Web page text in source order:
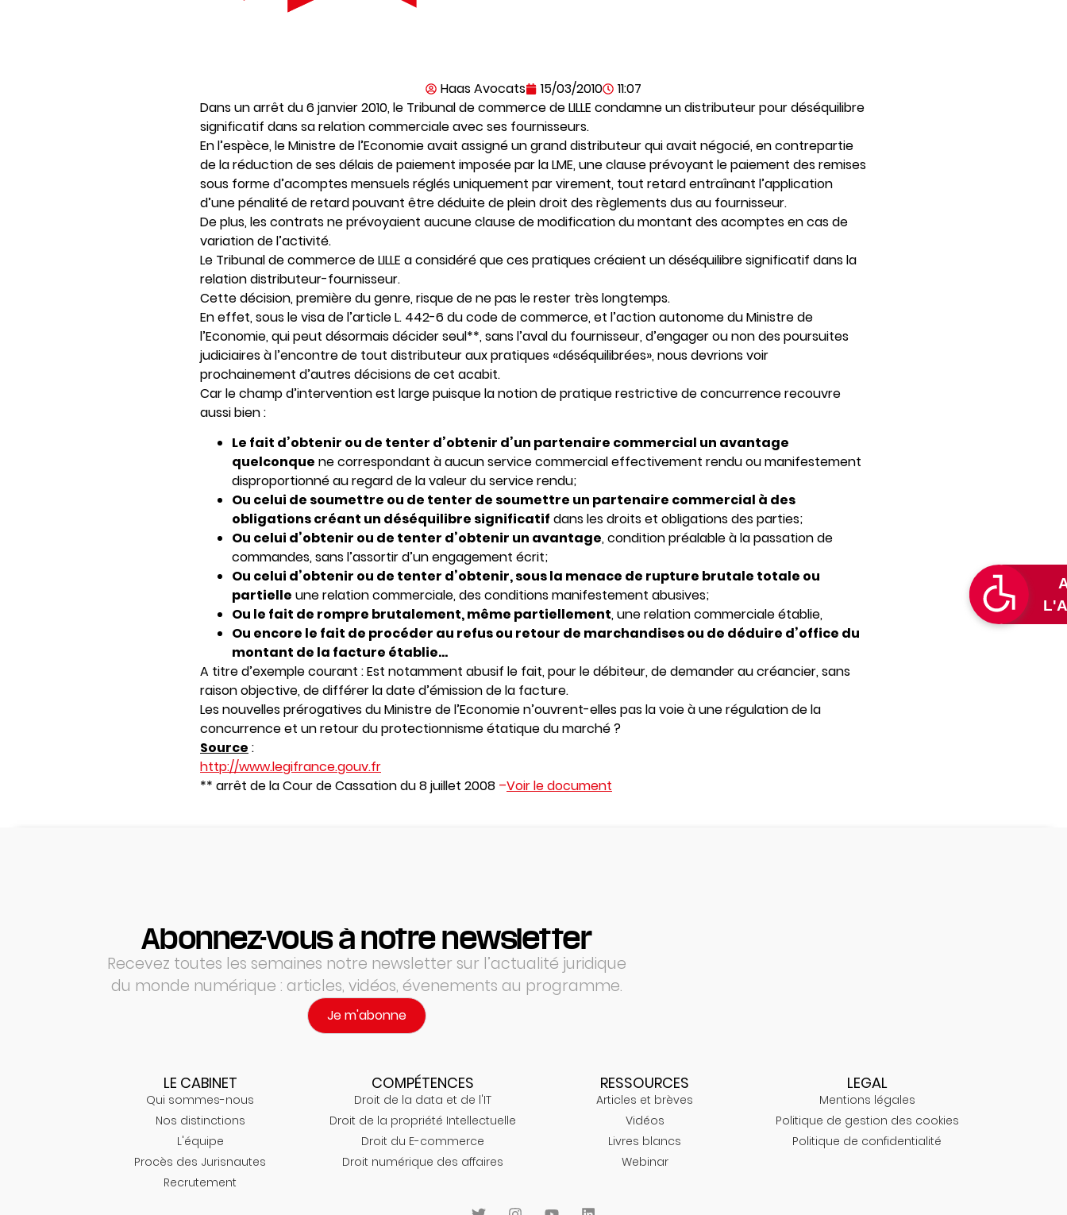
Haas Avocats 15/03/2010
11:07
Dans un arrêt du 6 janvier 2010, le Tribunal de commerce de LILLE condamne un distributeur pour déséquilibre
significatif dans sa relation commerciale avec ses fournisseurs.
En l’espèce, le Ministre de l’Economie avait assigné un grand distributeur qui avait négocié, en contrepartie
de la réduction de ses délais de paiement imposée par la LME, une clause prévoyant le paiement des remises
sous forme d’acomptes mensuels réglés uniquement par virement, tout retard entraînant l’application
d’une pénalité de retard pouvant être déduite de plein droit des règlements dus au fournisseur.
De plus, les contrats ne prévoyaient aucune clause de modification du montant des acomptes en cas de
variation de l’activité.
Le Tribunal de commerce de LILLE a considéré que ces pratiques créaient un déséquilibre significatif dans la
relation distributeur-fournisseur.
Cette décision, première du genre, risque de ne pas le rester très longtemps.
En effet, sous le visa de l’article L. 442-6 du code de commerce, et l’action autonome du Ministre de
l’Economie, qui peut désormais décider seul**, sans l’aval du fournisseur, d’engager ou non des poursuites
judiciaires à l’encontre de tout distributeur aux pratiques «déséquilibrées», nous devrions voir
prochainement d’autres décisions de cet acabit.
Car le champ d’intervention est large puisque la notion de pratique restrictive de concurrence recouvre
aussi bien :
Le fait d’obtenir ou de tenter d’obtenir d’un partenaire commercial un avantage
quelconque ne correspondant à aucun service commercial effectivement rendu ou manifestement
disproportionné au regard de la valeur du service rendu;
Ou celui de soumettre ou de tenter de soumettre un partenaire commercial à des
obligations créant un déséquilibre significatif dans les droits et obligations des parties;
Ou celui d’obtenir ou de tenter d’obtenir un avantage, condition préalable à la passation de
commandes, sans l’assortir d’un engagement écrit;
Ou celui d’obtenir ou de tenter d’obtenir, sous la menace de rupture brutale totale ou
partielle une relation commerciale, des conditions manifestement abusives;
Ou le fait de rompre brutalement, même partiellement, une relation commerciale établie,
Ou encore le fait de procéder au refus ou retour de marchandises ou de déduire d’office du
montant de la facture établie…
A titre d’exemple courant : Est notamment abusif le fait, pour le débiteur, de demander au créancier, sans
raison objective, de différer la date d’émission de la facture.
Les nouvelles prérogatives du Ministre de l’Economie n’ouvrent-elles pas la voie à une régulation de la
concurrence et un retour du protectionnisme étatique du marché ?
Source :
http://www.legifrance.gouv.fr
** arrêt de la Cour de Cassation du 8 juillet 2008 –Voir le document
Abonnez-vous à notre newsletter
Recevez toutes les semaines notre newsletter sur l’actualité juridique
du monde numérique : articles, vidéos, évenements au programme.
Je m'abonne
LE CABINET
Qui sommes-nous
Nos distinctions
L'équipe
Procès des Jurisnautes
Recrutement
COMPÉTENCES
Droit de la data et de l'IT
Droit de la propriété Intellectuelle
Droit du E-commerce
Droit numérique des affaires
RESSOURCES
Articles et brèves
Vidéos
Livres blancs
Webinar
LEGAL
Mentions légales
Politique de gestion des cookies
Politique de confidentialité